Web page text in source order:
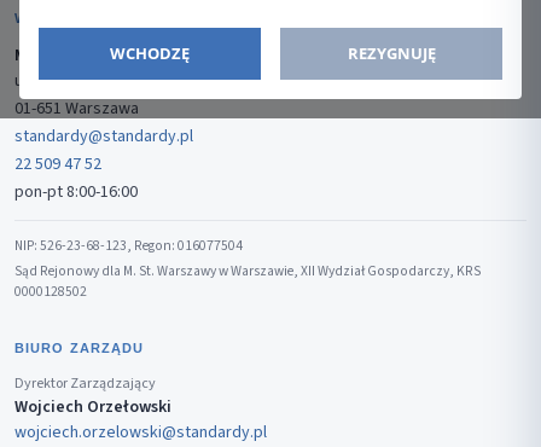
WCHODZĘ REZYGNUJĘ
WYDAWCA
Media-Press Sp. z o.o.
ul. Gwiaździsta 7B/8
01-651 Warszawa
standardy@standardy.pl
22 509 47 52
pon-pt 8:00-16:00
NIP: 526-23-68-123, Regon: 016077504
Sąd Rejonowy dla M. St. Warszawy w Warszawie, XII Wydział Gospodarczy, KRS
0000128502
BIURO ZARZĄDU
Dyrektor Zarządzający
Wojciech Orzełowski
wojciech.orzelowski@standardy.pl